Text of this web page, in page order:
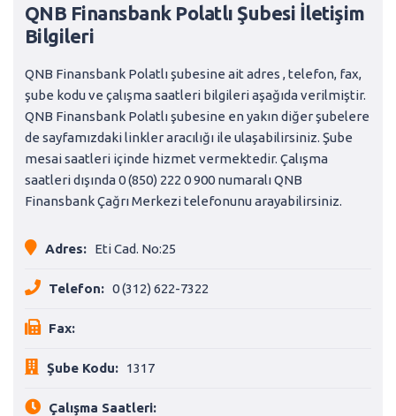
QNB Finansbank Polatlı Şubesi İletişim
Bilgileri
QNB Finansbank Polatlı şubesine ait adres , telefon, fax,
şube kodu ve çalışma saatleri bilgileri aşağıda verilmiştir.
QNB Finansbank Polatlı şubesine en yakın diğer şubelere
de sayfamızdaki linkler aracılığı ile ulaşabilirsiniz. Şube
mesai saatleri içinde hizmet vermektedir. Çalışma
saatleri dışında 0 (850) 222 0 900 numaralı QNB
Finansbank Çağrı Merkezi telefonunu arayabilirsiniz.
Adres: Eti Cad. No:25
Telefon: 0 (312) 622-7322
Fax:
Şube Kodu: 1317
Çalışma Saatleri: